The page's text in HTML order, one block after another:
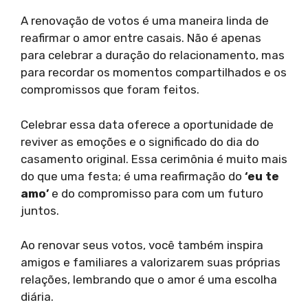
A renovação de votos é uma maneira linda de
reafirmar o amor entre casais. Não é apenas
para celebrar a duração do relacionamento, mas
para recordar os momentos compartilhados e os
compromissos que foram feitos.
Celebrar essa data oferece a oportunidade de
reviver as emoções e o significado do dia do
casamento original. Essa cerimônia é muito mais
do que uma festa; é uma reafirmação do ‘eu te
amo’ e do compromisso para com um futuro
juntos.
Ao renovar seus votos, você também inspira
amigos e familiares a valorizarem suas próprias
relações, lembrando que o amor é uma escolha
diária.